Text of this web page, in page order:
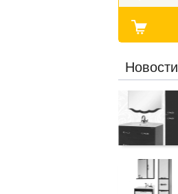
Новости